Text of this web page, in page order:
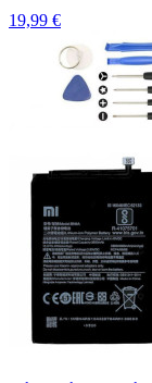
19,99 €